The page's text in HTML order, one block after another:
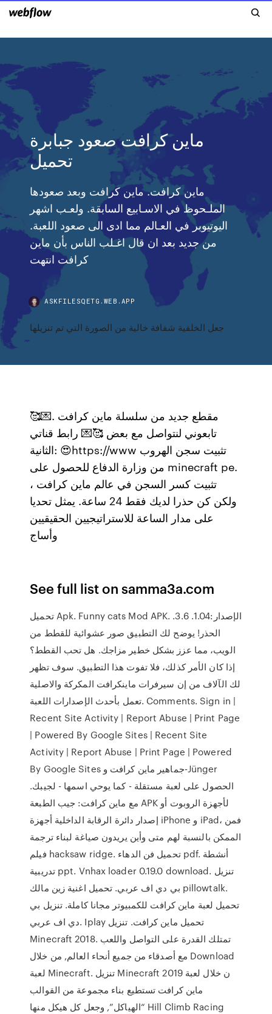
ماين كرافت صعود جبابرة
تحميل
ماين كرافت. ماين كرافت وبعد صعودها
الملـحوظ في الاسـابيع السابقة. ولعـب اشهر
اليوتيوبر في العـالم مما ادى الى صعود اللعبة.
من جديد بعد ان قال اغـلب الناس بأن ماين
كرافت انتهت
ASKFILESQETG.WEB.APP
جعل الخلفية شفافة خالية من الصورة التي تم تنزيلها
مقطع جديد من سلسلة ماين كرافت .💌🥰
تابعوني لنتواصل مع بعض 🥰💌 رابط قناتي
الثانية: 😍https://www تثبيت سجن الهروب
من وزارة الدفاع للحصول على minecraft pe.
تثبيت كسر السجن في عالم ماين كرافت ،
ولكن كن حذرا لديك فقط 24 ساعة. يمثل تحديا
على مدار الساعة للاستراتيجيين الحقيقيين
وأساج
See full list on samma3a.com
تحميل Apk. Funny cats Mod APK. الإصدار:1.04. 3.6.
الحذر! يوضح لك التطبيق صور عشوائية للقطط من
الويب، مما عزز بشكل خطير مزاجك. هل تحب القطط؟
إذا كان الأمر كذلك، فلا تفوت هذا التطبيق. سوف تظهر
لك الآلاف من إن سيرفرات ماينكرافت المكركة والاصلية
تعمل بأحدث الإصدارات اللعبة. Comments. Sign in |
Recent Site Activity | Report Abuse | Print Page
| Powered By Google Sites | Recent Site
Activity | Report Abuse | Print Page | Powered
By Google Sites جماهير ماين كرافت و-Jünger
الحصول على لعبة مستقلة - كما يوحي اسمها - لجيبك.
مع ماين كرافت: جيب الطبعة APK لأجهزة الروبوت أو
إصدار دائرة الرقابة الداخلية أجهزة iPhone و iPad، فمن
الممكن بالنسبة لهم متى وأين يريدون صياغة لبناء ترجمة
فيلم hacksaw ridge. تحميل فن الدهاء pdf. أنشطة
تدريبية ppt. Vnhax loader 0.19.0 download. تنزيل
بي دي اف عربي. تحميل اغنية زين مالك pillowtalk.
تحميل لعبة ماين كرافت للكمبيوتر مجانا كاملة. تنزيل بي
دي اف عربي. Iplay تحميل ماين كرافت. تنزيل
Minecraft 2018. تمتلك القدرة على التواصل واللعب
مع أصدقاء من جميع أنحاء العالم, من خلال Download
لعبة Minecraft. تنزيل Minecraft 2019 ن خلال لعبة
ماين كرافت تستطيع بناء مجموعة من القوالب
“الهياكل”, وجعل كل هيكل منها Hill Climb Racing‏